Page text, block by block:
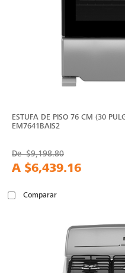
ESTUFA DE PISO 76 CM (30
EM7641BAIS2
De$9,198.80
A $6,439.16
Comparar